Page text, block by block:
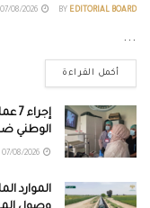
BY EDITORIAL BOARD
...
أكمل القراءة
الوطني
الموارد